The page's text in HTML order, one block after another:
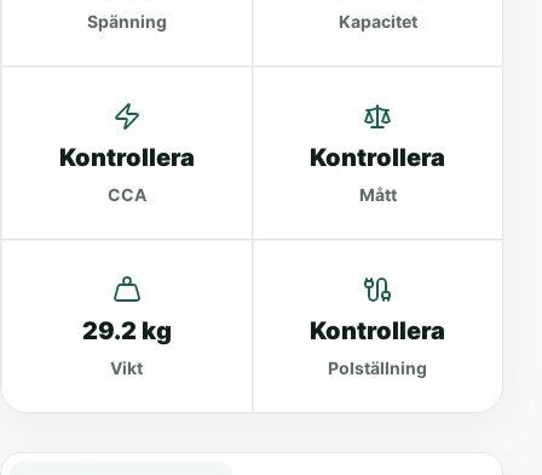
Spänning Kapacitet
Kontrollera
CCA
Kontrollera
Mått
29.2 kg
Vikt
Kontrollera
Polställning